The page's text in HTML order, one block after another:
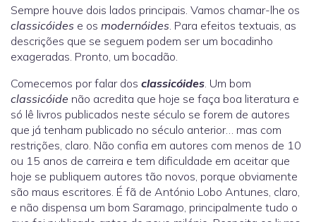
Sempre houve dois lados principais. Vamos chamar-lhe os
classicóides e os modernóides. Para efeitos textuais, as
descrições que se seguem podem ser um bocadinho
exageradas. Pronto, um bocadão.
Comecemos por falar dos classicóides. Um bom
classicóide não acredita que hoje se faça boa literatura e
só lê livros publicados neste século se forem de autores
que já tenham publicado no século anterior… mas com
restrições, claro. Não confia em autores com menos de 10
ou 15 anos de carreira e tem dificuldade em aceitar que
hoje se publiquem autores tão novos, porque obviamente
são maus escritores. É fã de António Lobo Antunes, claro,
e não dispensa um bom Saramago, principalmente tudo o